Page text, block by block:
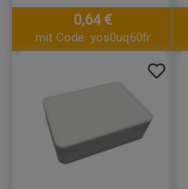
0,64 €
mit Code: yos0uq60fr